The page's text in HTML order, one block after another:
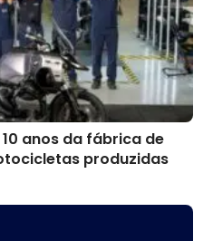
anos da fábrica de
produzidas